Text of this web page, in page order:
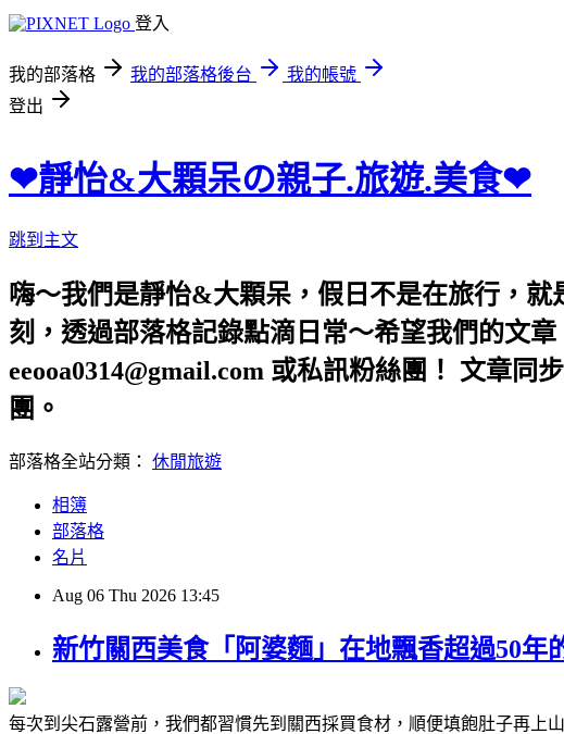
登入
我的部落格 我的部落格後台
我的帳號
登出
❤靜怡&大顆呆の親子.旅遊.美食❤
跳到主文
嗨～我們是靜怡&大顆呆，假日不是在旅行，
刻，透過部落格記錄點滴日常～希望我們的文章
eeooa0314@gmail.com 或私訊粉絲團！ 文章
團。
部落格全站分類： 休閒旅遊
相簿
部落格
名片
Aug 06 Thu 2026 13:45
新竹關西美食「阿婆麵」在地飄香超過50年
每次到尖石露營前，我們都習慣先到關西採買食材，順便填飽肚子再上